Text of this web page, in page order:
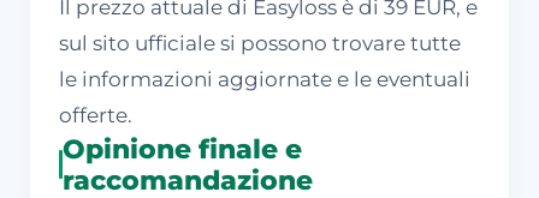
Il prezzo attuale di Easyloss è di 39 EUR, e
sul sito ufficiale si possono trovare tutte
le informazioni aggiornate e le eventuali
offerte.
Opinione finale e
raccomandazione